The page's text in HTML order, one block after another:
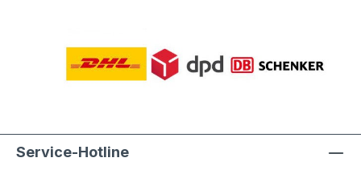
Service-Hotline